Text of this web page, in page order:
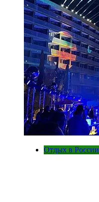
Отдых в России